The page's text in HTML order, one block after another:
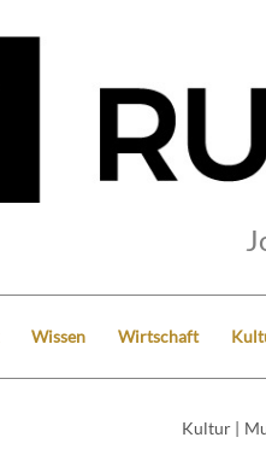
Wissen Wirtschaft
Kultur |